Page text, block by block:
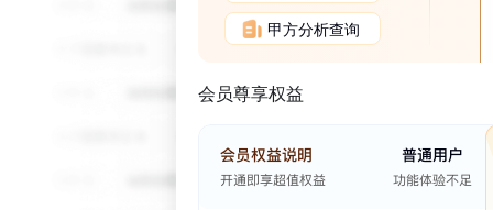
甲方分析查询
会员尊享权益